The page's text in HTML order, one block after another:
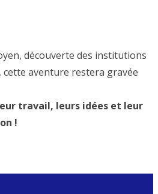
découverte des institutions
aventure restera gravée
travail, leurs idées et leur
!